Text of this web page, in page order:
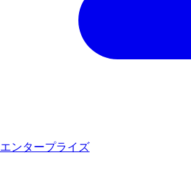
エンタープライズ